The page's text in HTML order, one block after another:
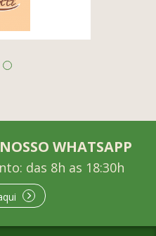
WHATSAPP
das 8h as 18:30h